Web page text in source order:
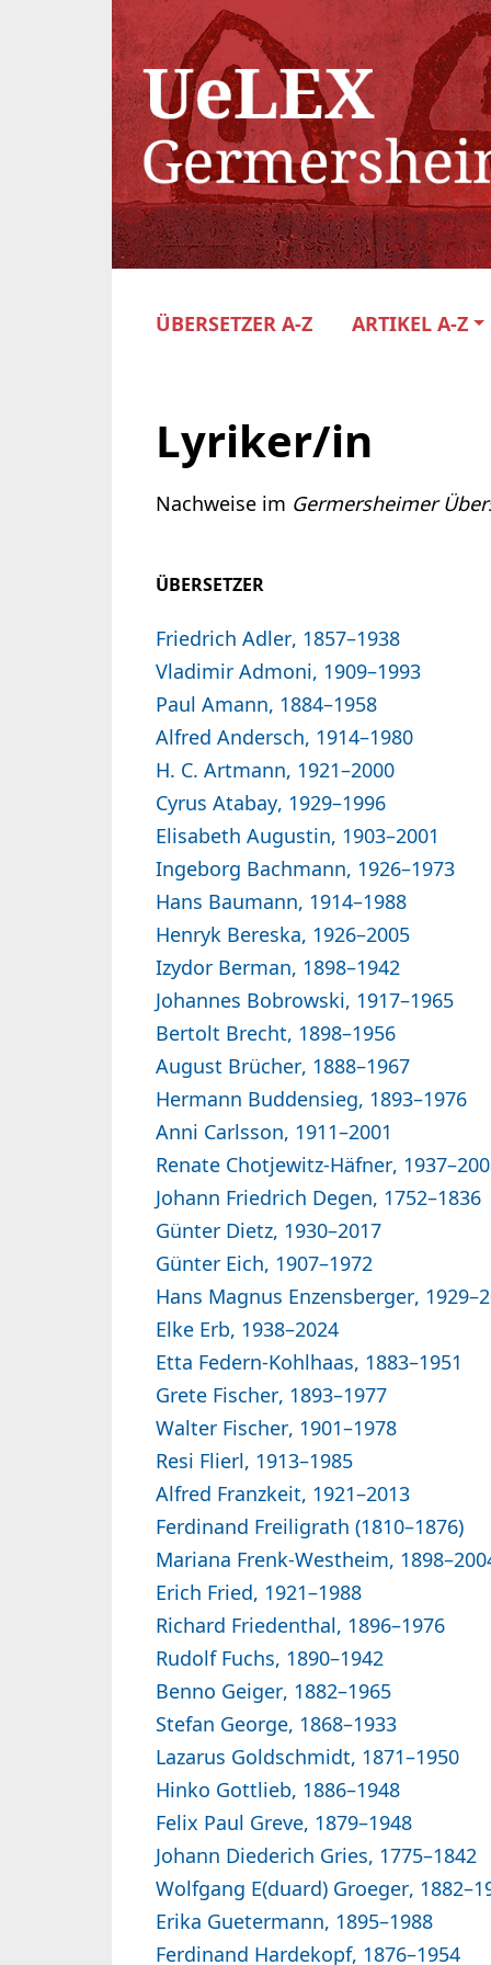
ÜBERSETZER A-Z ARTIKEL A-Z
Lyriker/in
Nachweise im Germersheimer
ÜBERSETZER
Friedrich Adler, 1857–1938
Vladimir Admoni, 1909–1993
Paul Amann, 1884–1958
Alfred Andersch, 1914–1980
H. C. Artmann, 1921–2000
Cyrus Atabay, 1929–1996
Elisabeth Augustin, 1903–2001
Ingeborg Bachmann, 1926–1973
Hans Baumann, 1914–1988
Henryk Bereska, 1926–2005
Izydor Berman, 1898–1942
Johannes Bobrowski, 1917–1965
Bertolt Brecht, 1898–1956
August Brücher, 1888–1967
Hermann Buddensieg, 1893–1976
Anni Carlsson, 1911–2001
Renate Chotjewitz-Häfner,
Johann Friedrich Degen, 1752–1836
Günter Dietz, 1930–2017
Günter Eich, 1907–1972
Hans Magnus Enzensberger,
Elke Erb, 1938–2024
Etta Federn-Kohlhaas, 1883–1951
Grete Fischer, 1893–1977
Walter Fischer, 1901–1978
Resi Flierl, 1913–1985
Alfred Franzkeit, 1921–2013
Ferdinand Freiligrath (1810–1876)
Mariana Frenk-Westheim,
Erich Fried, 1921–1988
Richard Friedenthal, 1896–1976
Rudolf Fuchs, 1890–1942
Benno Geiger, 1882–1965
Stefan George, 1868–1933
Lazarus Goldschmidt, 1871–1950
Hinko Gottlieb, 1886–1948
Felix Paul Greve, 1879–1948
Johann Diederich Gries, 1775–1842
Wolfgang E(duard) Groeger,
Erika Guetermann, 1895–1988
Ferdinand Hardekopf, 1876–1954